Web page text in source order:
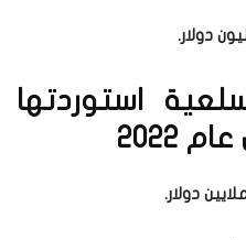
استوردتها
2022